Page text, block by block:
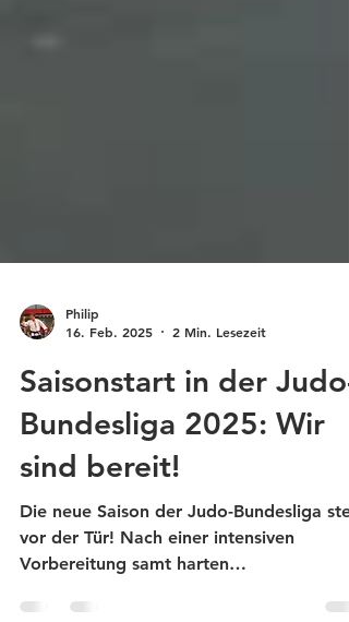
Philip
16. Feb. 2025
2 Min. Lesezeit
Saisonstart in der Judo-
Bundesliga 2025: Wir
sind bereit!
Die neue Saison der Judo-Bundesliga
vor der Tür! Nach einer intensiven